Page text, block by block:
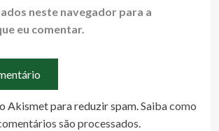
neste navegador para a
eu comentar.
Akismet para reduzir spam.Saiba como
são processados.